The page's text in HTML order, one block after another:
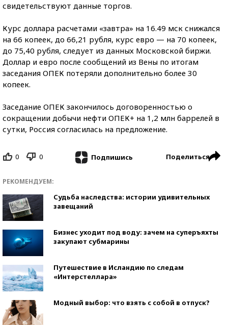
свидетельствуют данные торгов.
Курс доллара расчетами «завтра» на 16.49 мск снижался
на 66 копеек, до 66,21 рубля, курс евро — на 70 копеек,
до 75,40 рубля, следует из данных Московской биржи.
Доллар и евро после сообщений из Вены по итогам
заседания ОПЕК потеряли дополнительно более 30
копеек.
Заседание ОПЕК закончилось договоренностью о
сокращении добычи нефти ОПЕК+ на 1,2 млн баррелей в
сутки, Россия согласилась на предложение.
0 0 Подпишись Поделиться
РЕКОМЕНДУЕМ:
Судьба наследства: истории удивительных
завещаний
Бизнес уходит под воду: зачем на суперъяхты
закупают субмарины
Путешествие в Исландию по следам
«Интерстеллара»
Модный выбор: что взять с собой в отпуск?